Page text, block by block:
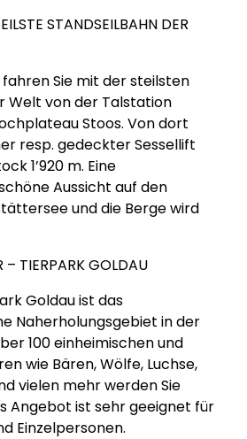
STANDSEILBAHN DER
fahren Sie mit der steilsten
Welt von der Talstation
Stoos. Von dort
resp. gedeckter Sessellift
1’920 m. Eine
Aussicht auf den
und die Berge wird
– TIERPARK GOLDAU
Goldau ist das
Naherholungsgebiet in der
100 einheimischen und
wie Bären, Wölfe, Luchse,
vielen mehr werden Sie
Angebot ist sehr geeignet für
Einzelpersonen.